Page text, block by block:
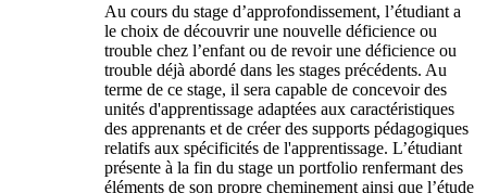
Au cours du stage d’approfondissement, l’étudiant a
le choix de découvrir une nouvelle déficience ou
trouble chez l’enfant ou de revoir une déficience ou
trouble déjà abordé dans les stages précédents. Au
terme de ce stage, il sera capable de concevoir des
unités d'apprentissage adaptées aux caractéristiques
des apprenants et de créer des supports pédagogiques
relatifs aux spécificités de l'apprentissage. L’étudiant
présente à la fin du stage un portfolio renfermant des
éléments de son propre cheminement ainsi que l’étude